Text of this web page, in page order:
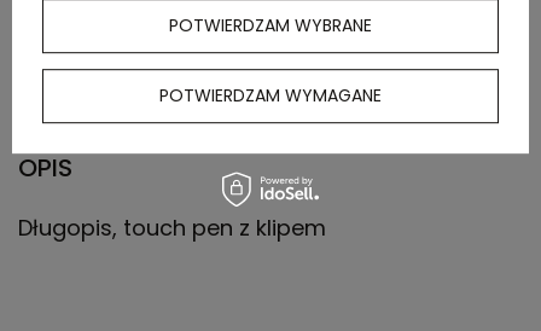
kartonu
zewnętrznego
8,5
OPIS
Długopis, touch pen z klipem
POTWIERDZAM WYBRANE
POTWIERDZAM WYMAGANE